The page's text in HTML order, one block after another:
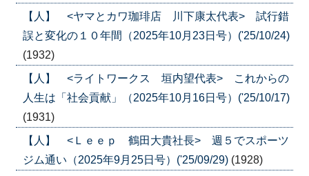
【人】 <ヤマとカワ珈琲店 川下康太代表> 試行錯
誤と変化の１０年間（2025年10月23日号）('25/10/24)
(1932)
【人】 <ライトワークス 垣内望代表> これからの
人生は「社会貢献」（2025年10月16日号）('25/10/17)
(1931)
【人】 <Ｌｅｅｐ 鶴田大貴社長> 週５でスポーツ
ジム通い（2025年9月25日号）('25/09/29) (1928)